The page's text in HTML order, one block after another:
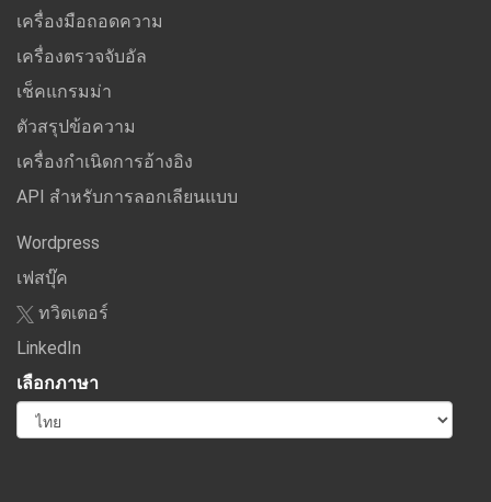
เครื่องมือถอดความ
เครื่องตรวจจับอัล
เช็คแกรมม่า
ตัวสรุปข้อความ
เครื่องกำเนิดการอ้างอิง
API สำหรับการลอกเลียนแบบ
Wordpress
เฟสบุ๊ค
ทวิตเตอร์
LinkedIn
เลือกภาษา